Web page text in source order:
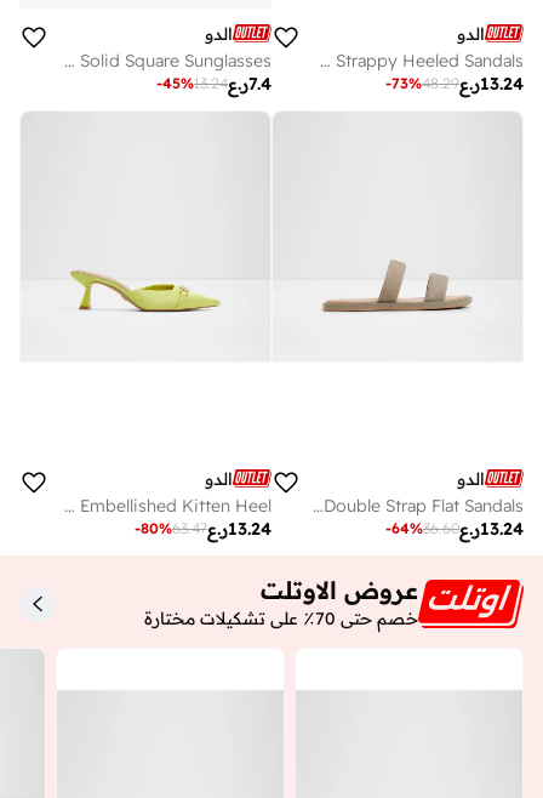
الدو
RIVA Strappy Heeled Sandals
ر.ع13.24
48.29
-73%
الدو
WILLOOW Solid Square Sunglasses
ر.ع7.4
13.24
-45%
الدو
KRIOS Double Strap Flat Sandals
ر.ع13.24
36.60
-64%
الدو
PRIMAVERA Embellished Kitten Heel
ر.ع13.24
63.47
-80%
عروض الاوتلت
خصم حتى 70٪ على تشكيلات مختارة